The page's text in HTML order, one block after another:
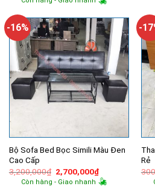
là:
tại
4,370,000₫.
-16%
Bộ Sofa Bed Bọc Simili Màu Đen
Cao Cấp
3,200,000₫ Giá
gốc
là:
2,700,000₫Giá
hiện
tại
Còn hàng - Giao nhanh
-
Rẻ